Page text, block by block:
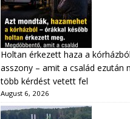
Holtan érkezett haza a
asszony – amit a család ezután
több kérdést vetett fel
August 6, 2026